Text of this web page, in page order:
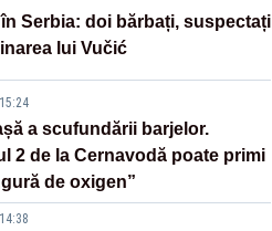
Serbia: doi bărbați, suspectați
lui Vučić
a scufundării barjelor.
2 de la Cernavodă poate primi
de oxigen”